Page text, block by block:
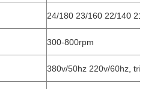
24/180 23/160 22/140 21/
300-800rpm
380v/50hz 220v/60hz,